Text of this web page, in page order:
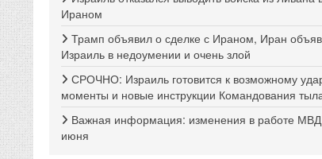
Ираном
Трамп объявил о сделке с Ираном, Иран
Израиль в недоумении и очень злой
СРОЧНО: Израиль готовится к возможному
моменты и новые инструкции Командования
Важная информация: изменения в работе
июня